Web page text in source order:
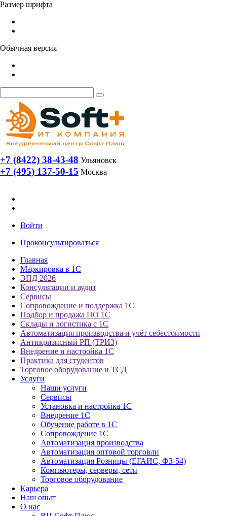
Размер шрифта
Обычная версия
+7 (8422) 38-43-48 Ульяновск
+7 (495) 137-50-15 Москва
Войти
Проконсультироваться
Главная
Маркировка в 1С
ЭПД 2026
Консультации и аудит
Сервисы
Сопровождение и поддержка 1С
Подбор и продажа ПО 1С
Склады и логистика с 1С
Автоматизация производства и учёт себестоимости
Антикризисный РП (ТРИЗ)
Внедрение и настройка 1С
Практика для студентов
Торговое оборудование и ТСД
Услуги
Наши услуги
Сервисы
Установка и настройка 1С
Внедрение 1С
Обучение работе в 1С
Сопровождение 1С
Автоматизация производства
Автоматизация оптовой торговли
Автоматизация Розницы (ЕГАИС, ФЗ-54)
Компьютеры, серверы, сети
Торговое оборудование
Карьера
Наш опыт
О нас